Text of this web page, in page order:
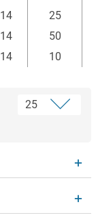
14 25
14 50
14 10